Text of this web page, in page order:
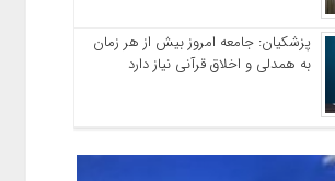
پزشکیان: جامعه امروز بیش از هر زمان
به همدلی و اخلاق قرآنی نیاز دارد